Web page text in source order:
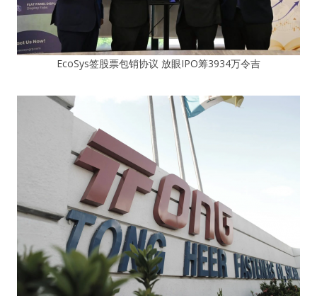
EcoSys签股票包销协议 放眼IPO筹3934万令吉